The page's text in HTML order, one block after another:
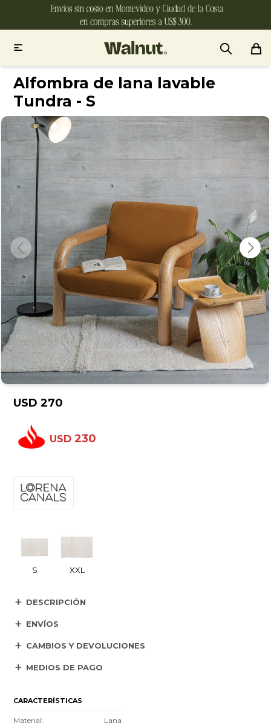

Alfombra de lana lavable
Tundra - S
USD 270
USD 230
S XXL
DESCRIPCIÓN
ENVÍOS
CAMBIOS Y DEVOLUCIONES
MEDIOS DE PAGO
CARACTERÍSTICAS
Material
Lana